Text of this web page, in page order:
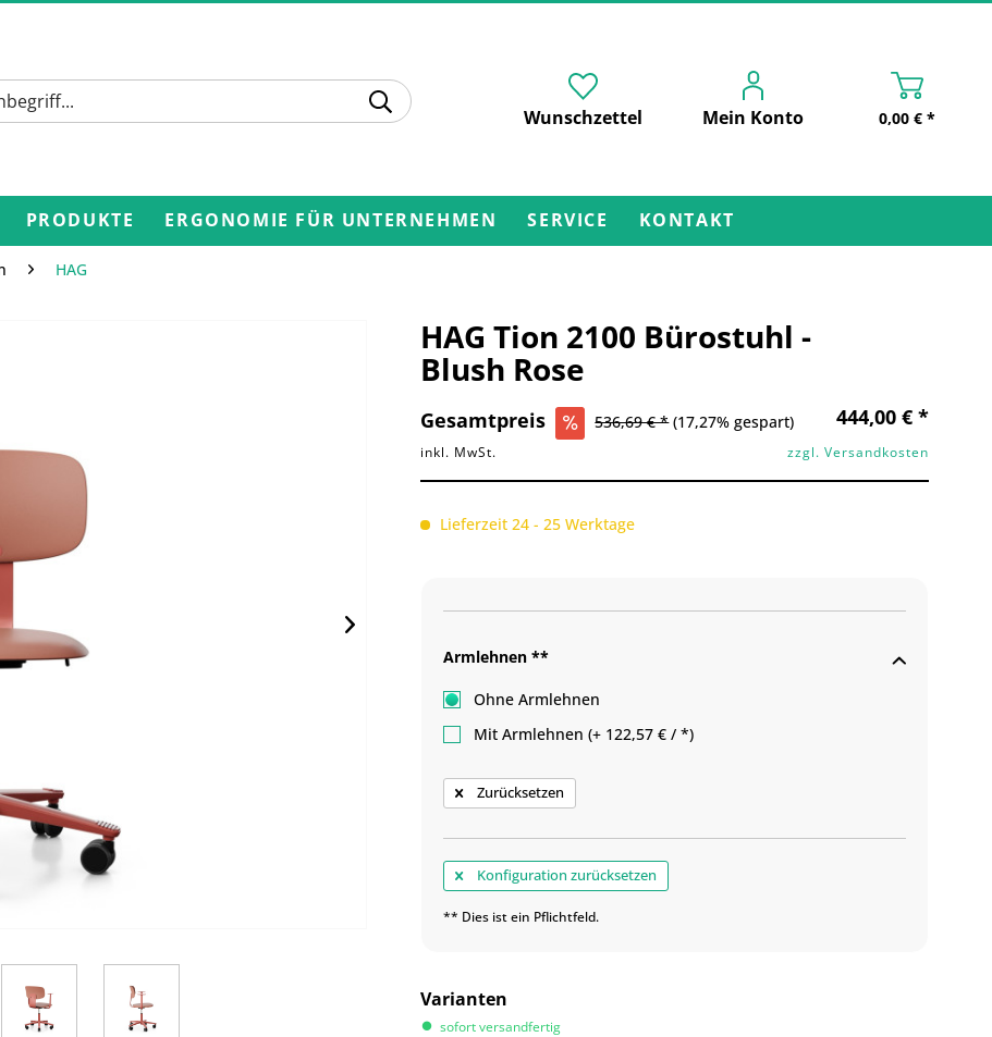
Wunschzettel Mein Konto 0,00 € *
PRODUKTE ERGONOMIE FÜR UNTERNEHMEN SERVICE KONTAKT
HAG
HAG Tion 2100 Bürostuhl -
Blush Rose
Gesamtpreis 444,00 € *
536,69 € * (17,27% gespart)
inkl. MwSt. zzgl. Versandkosten
Lieferzeit 24 - 25 Werktage
Armlehnen **
Ohne Armlehnen
Mit Armlehnen (+ 122,57 € / *)
Zurücksetzen
Konfiguration zurücksetzen
** Dies ist ein Pflichtfeld.
Varianten
sofort versandfertig